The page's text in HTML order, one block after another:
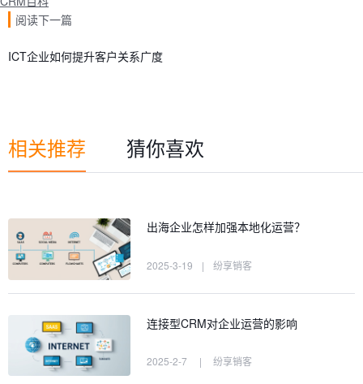
阅读下一篇
ICT企业如何提升客户关系广度
相关推荐 猜你喜欢
出海企业怎样加强本地化运营？
2025-3-19 | 纷享销客
连接型CRM对企业运营的影响
2025-2-7 | 纷享销客